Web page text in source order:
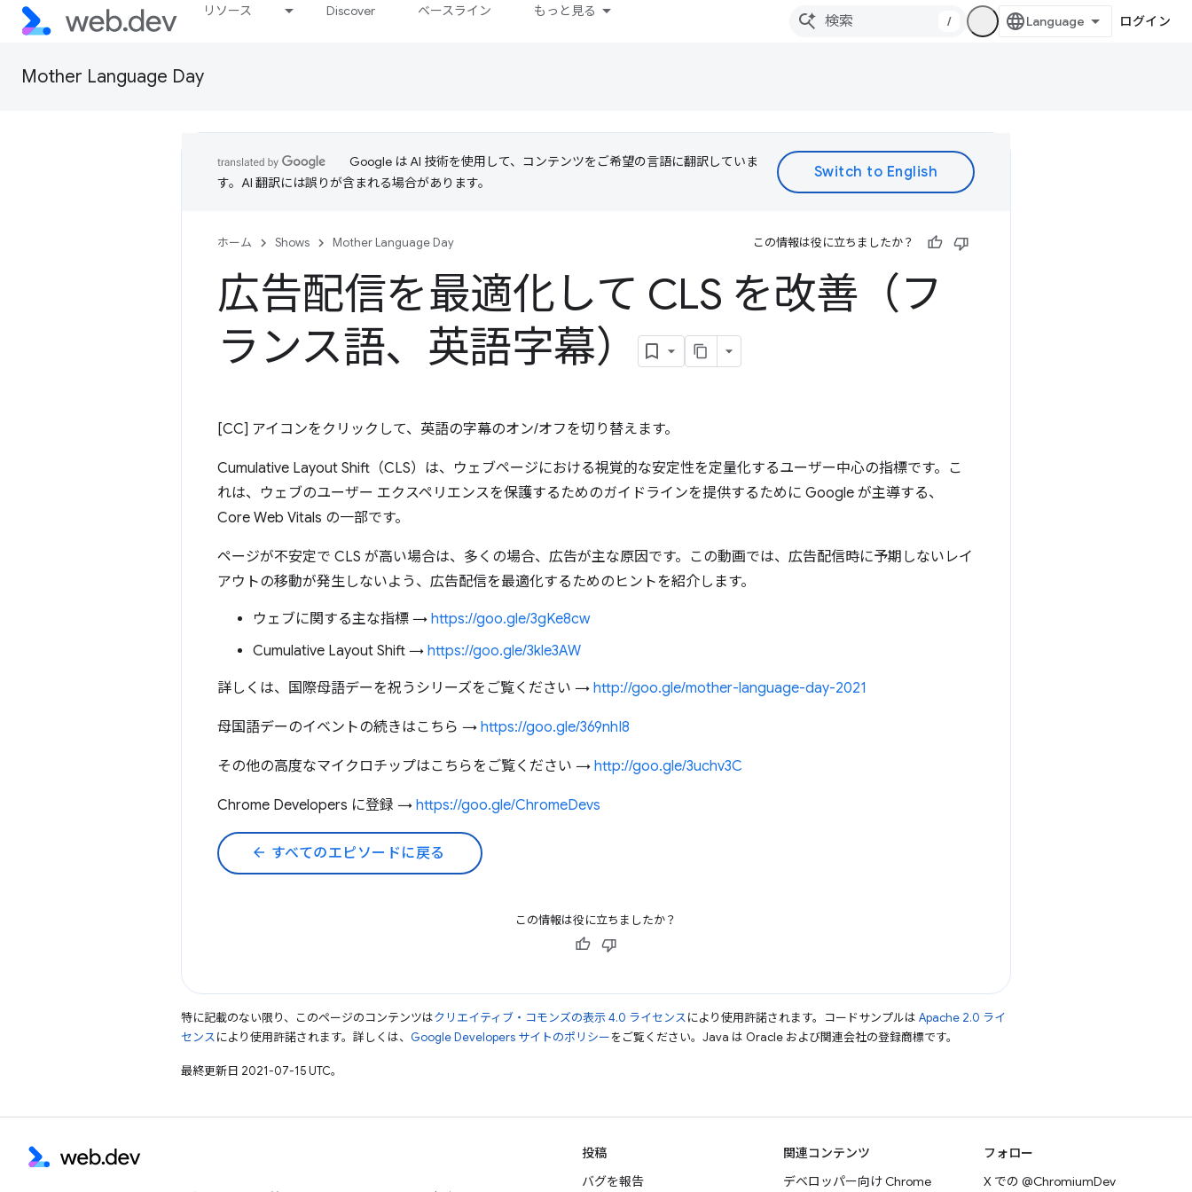
リソース Discover ベースライン もっと見る
/ ログイン
Mother Language Day
Google は AI 技術を使用して、コンテンツをご希望の言語に翻訳していま
す。AI 翻訳には誤りが含まれる場合があります。
ホーム Shows Mother Language Day この情報は役に立ちましたか？
広告配信を最適化して CLS を改善（フ
ランス語、英語字幕）
[CC] アイコンをクリックして、英語の字幕のオン/オフを切り替えます。
Cumulative Layout Shift（CLS）は、ウェブページにおける視覚的な安定性を定量化するユーザー中心の指標です。こ
れは、ウェブのユーザー エクスペリエンスを保護するためのガイドラインを提供するために Google が主導する、
Core Web Vitals の一部です。
ページが不安定で CLS が高い場合は、多くの場合、広告が主な原因です。この動画では、広告配信時に予期しないレイ
アウトの移動が発生しないよう、広告配信を最適化するためのヒントを紹介します。
ウェブに関する主な指標 → https://goo.gle/3gKe8cw
Cumulative Layout Shift → https://goo.gle/3kle3AW
詳しくは、国際母語デーを祝うシリーズをご覧ください → http://goo.gle/mother-language-day-2021
母国語デーのイベントの続きはこちら → https://goo.gle/369nhI8
その他の高度なマイクロチップはこちらをご覧ください → http://goo.gle/3uchv3C
Chrome Developers に登録 → https://goo.gle/ChromeDevs
arrow_back すべてのエピソードに戻る
この情報は役に立ちましたか？
特に記載のない限り、このページのコンテンツはクリエイティブ・コモンズの表示 4.0 ライセンスにより使用許諾されます。コードサンプルは Apache 2.0 ライ
センスにより使用許諾されます。詳しくは、 Google Developers サイトのポリシーをご覧ください。Java は Oracle および関連会社の登録商標です。
最終更新日 2021-07-15 UTC。
投稿
バグを報告
関連コンテンツ
デベロッパー向け Chrome
フォロー
X での @ChromiumDev